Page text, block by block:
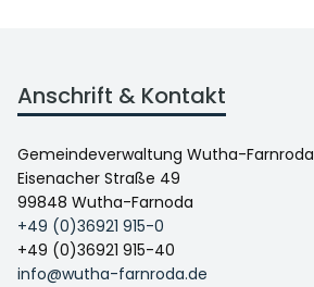
Anschrift & Kontakt
Gemeindeverwaltung Wutha-Farnroda
Eisenacher Straße 49
99848 Wutha-Farnoda
+49 (0)36921 915-0
+49 (0)36921 915-40
info@wutha-farnroda.de